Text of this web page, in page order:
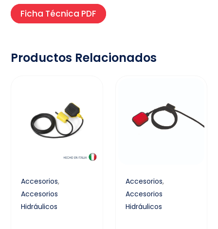
Ficha Técnica PDF
Productos Relacionados
Accesorios,
Accesorios
Hidráulicos
Accesorios,
Accesorios
Hidráulicos